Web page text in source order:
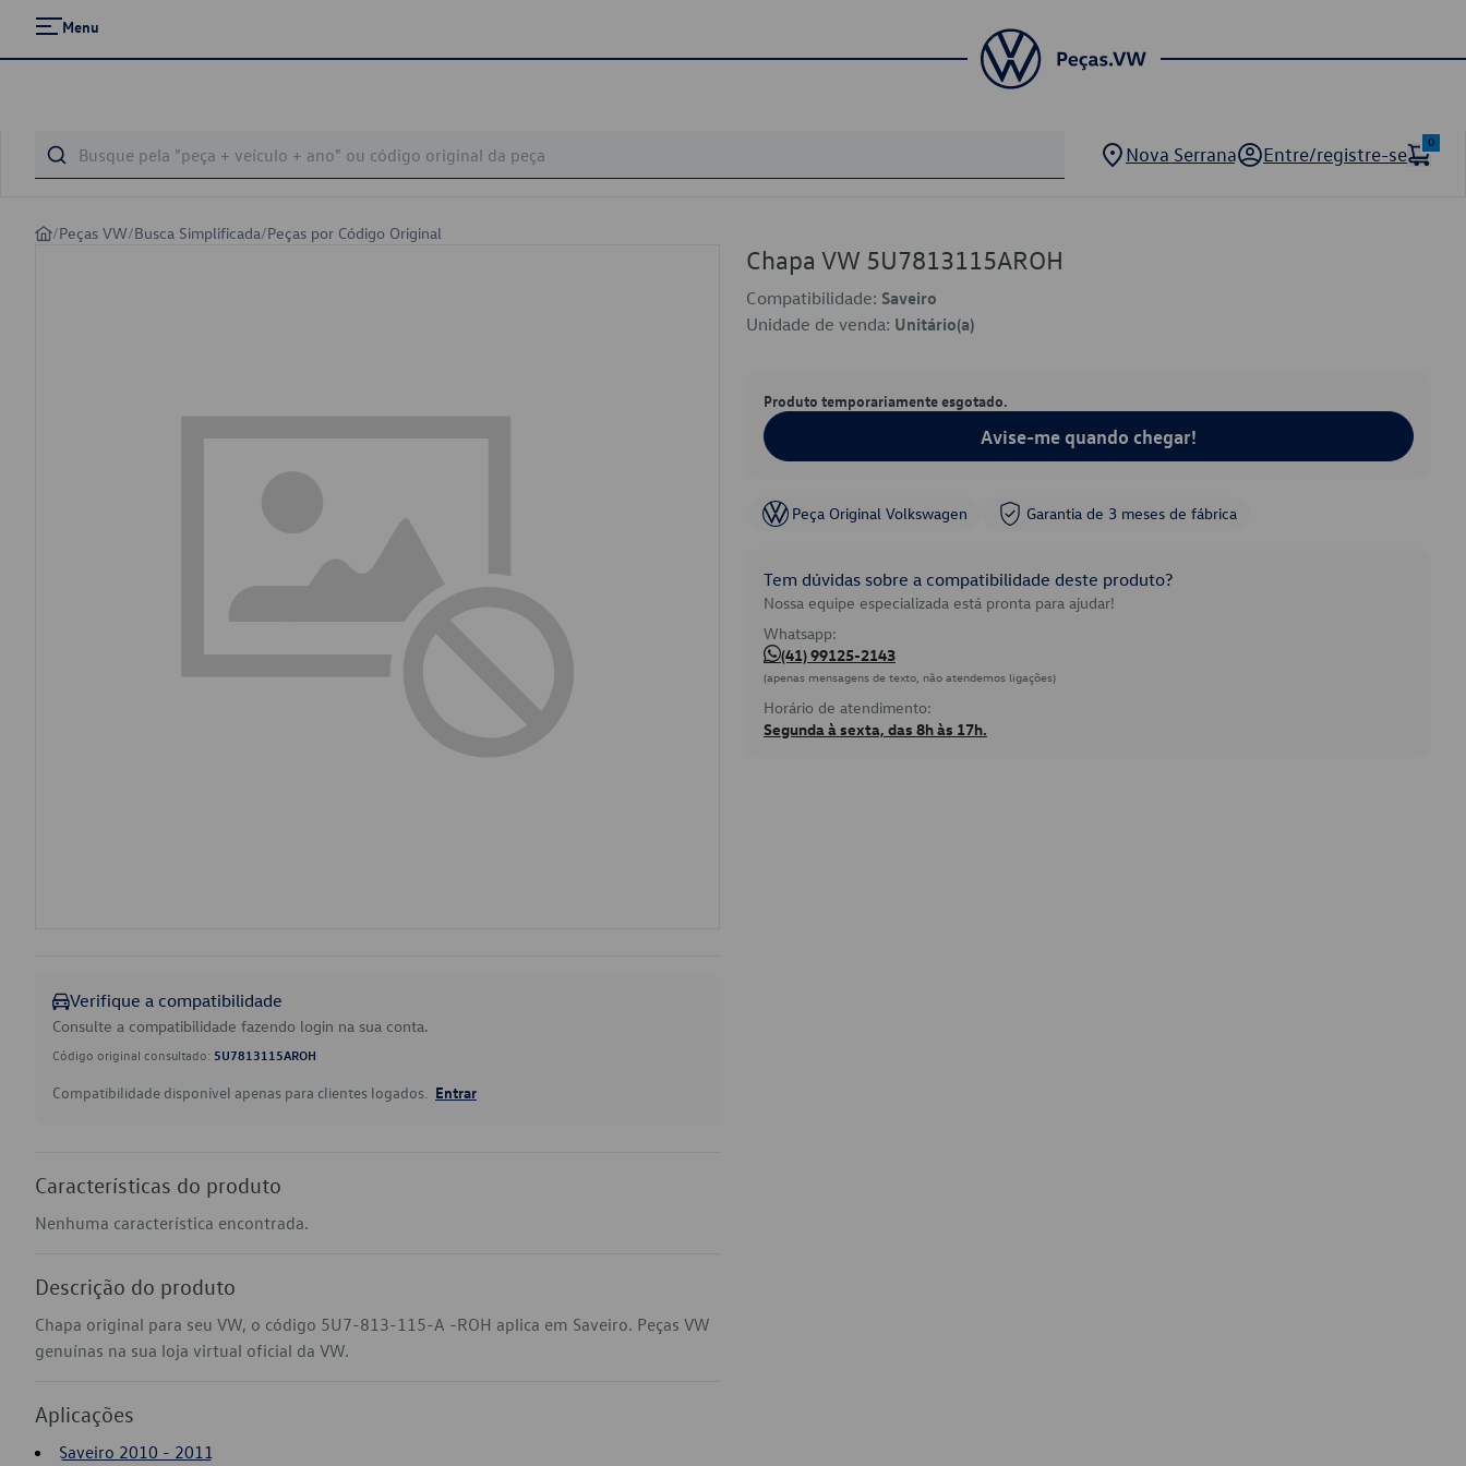
Menu
Nova Serrana Entre/registre-se
0
/Peças VW/Busca Simplificada/Peças por Código Original
Verifique a compatibilidade
Consulte a compatibilidade fazendo login na sua conta.
Código original consultado: 5U7813115AROH
Compatibilidade disponível apenas para clientes logados. Entrar
Características do produto
Nenhuma característica encontrada.
Descrição do produto
Chapa original para seu VW, o código 5U7-813-115-A -ROH aplica em Saveiro. Peças VW
genuínas na sua loja virtual oficial da VW.
Aplicações
Saveiro 2010 - 2011
Chapa VW 5U7813115AROH
Compatibilidade: Saveiro
Unidade de venda: Unitário(a)
Produto temporariamente esgotado.
Avise-me quando chegar!
Peça Original Volkswagen Garantia de 3 meses de fábrica
Tem dúvidas sobre a compatibilidade deste produto?
Nossa equipe especializada está pronta para ajudar!
Whatsapp:
(41) 99125-2143
(apenas mensagens de texto, não atendemos ligações)
Horário de atendimento:
Segunda à sexta, das 8h às 17h.